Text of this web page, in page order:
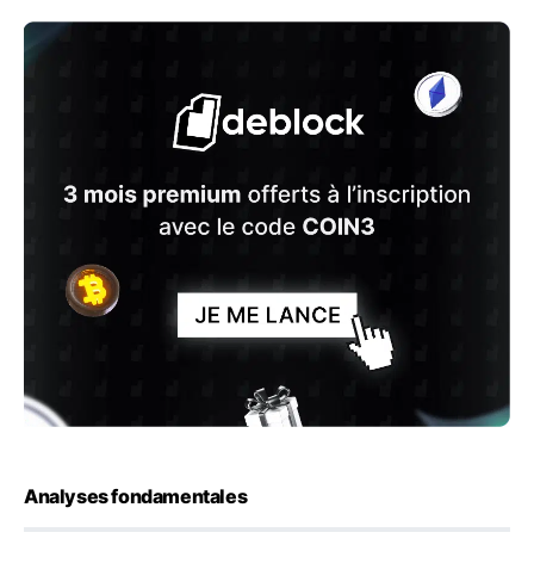
Analyses fondamentales